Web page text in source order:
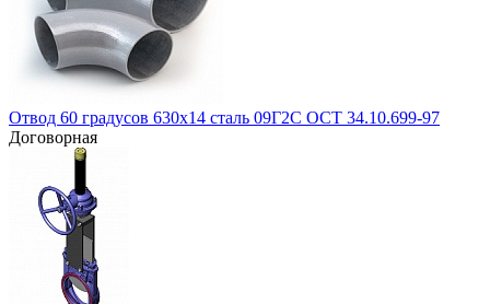
Отвод 60 градусов 630х14 сталь 09Г2С ОСТ 34.10.699-97
Договорная